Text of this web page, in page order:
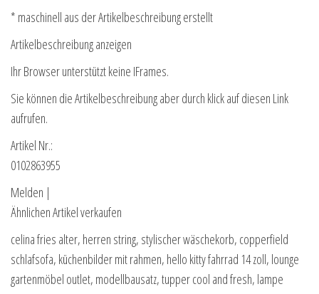
* maschinell aus der Artikelbeschreibung erstellt
Artikelbeschreibung anzeigen
Ihr Browser unterstützt keine IFrames.
Sie können die Artikelbeschreibung aber durch klick auf diesen Link
aufrufen.
Artikel Nr.:
0102863955
Melden |
Ähnlichen Artikel verkaufen
celina fries alter, herren string, stylischer wäschekorb, copperfield
schlafsofa, küchenbilder mit rahmen, hello kitty fahrrad 14 zoll, lounge
gartenmöbel outlet, modellbausatz, tupper cool and fresh, lampe